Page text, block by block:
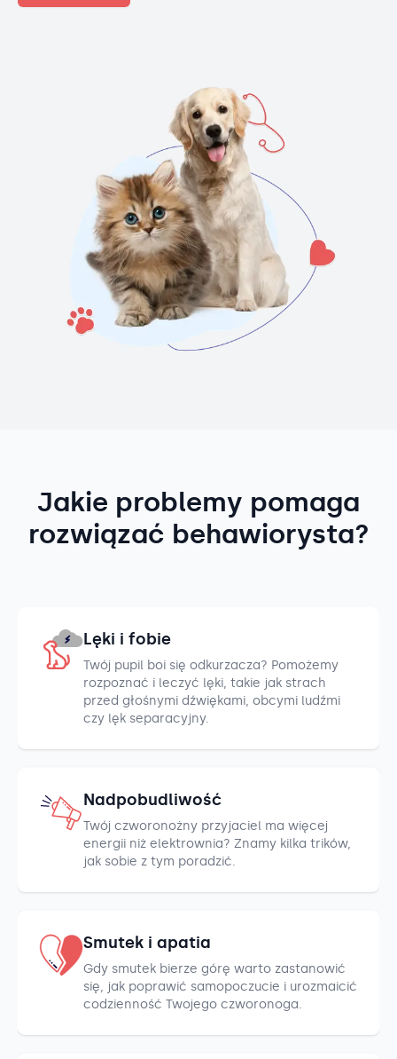
Jakie problemy pomaga
rozwiązać behawiorysta?
Lęki i fobie
Twój pupil boi się odkurzacza? Pomożemy
rozpoznać i leczyć lęki, takie jak strach
przed głośnymi dźwiękami, obcymi ludźmi
czy lęk separacyjny.
Nadpobudliwość
Twój czworonożny przyjaciel ma więcej
energii niż elektrownia? Znamy kilka trików,
jak sobie z tym poradzić.
Smutek i apatia
Gdy smutek bierze górę warto zastanowić
się, jak poprawić samopoczucie i urozmaicić
codzienność Twojego czworonoga.